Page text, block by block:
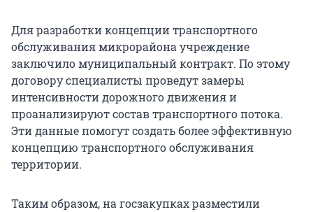
Для разработки концепции транспортного
обслуживания микрорайона учреждение
заключило муниципальный контракт. По этому
договору специалисты проведут замеры
интенсивности дорожного движения и
проанализируют состав транспортного потока.
Эти данные помогут создать более эффективную
концепцию транспортного обслуживания
территории.
Таким образом, на госзакупках разместили